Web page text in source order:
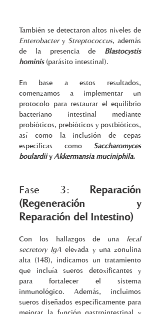
Enterobacter y Streptococcus, además
de la presencia de Blastocystis
hominis (parásito intestinal).
En base a estos resultados,
comenzamos a implementar un
protocolo para restaurar el equilibrio
bacteriano intestinal mediante
probióticos, prebióticos y postbióticos,
así como la inclusión de cepas
específicas como Saccharomyces
boulardii y Akkermansia muciniphila.
Fase 3: Reparación
(Regeneración y
Reparación del Intestino)
Con los hallazgos de una fecal
secretory IgA elevada y una zonulina
alta (148), indicamos un tratamiento
que incluía sueros detoxificantes y
para fortalecer el sistema
inmunológico. Además, incluimos
sueros diseñados específicamente para